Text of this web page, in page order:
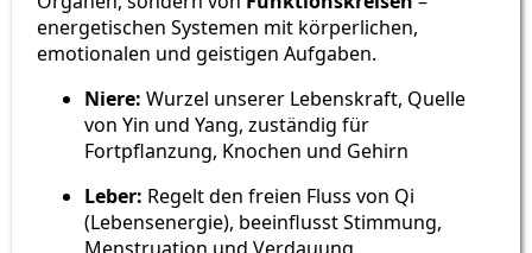
energetischen Systemen mit körperlichen,
emotionalen und geistigen Aufgaben.
Niere: Wurzel unserer Lebenskraft, Quelle
von Yin und Yang, zuständig für
Fortpflanzung, Knochen und Gehirn
Leber: Regelt den freien Fluss von Qi
(Lebensenergie), beeinflusst Stimmung,